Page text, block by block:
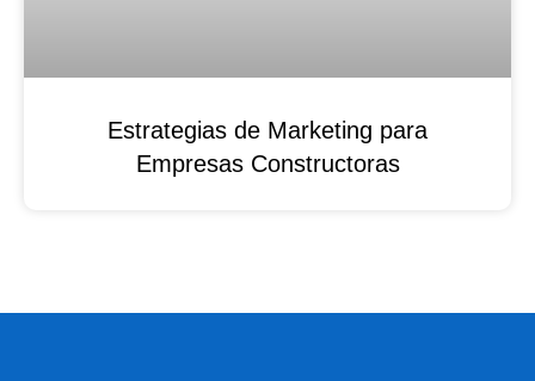
Estrategias de Marketing para
Empresas Constructoras